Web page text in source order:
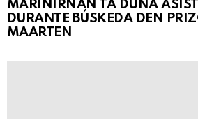
MARINIRNAN TA DUNA
DURANTE BÚSKEDA DEN
MAARTEN